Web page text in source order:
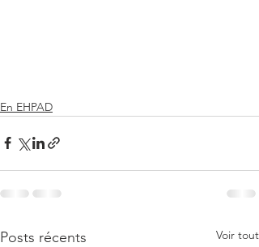
En EHPAD
Posts récents Voir tout